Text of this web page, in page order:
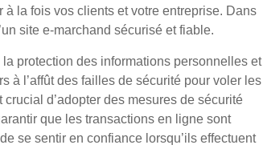
la fois vos clients et votre entreprise. Dans
site e-marchand sécurisé et fiable.
protection des informations personnelles et
à l’affût des failles de sécurité pour voler les
d’adopter des mesures de sécurité
que les transactions en ligne sont
se sentir en confiance lorsqu’ils effectuent